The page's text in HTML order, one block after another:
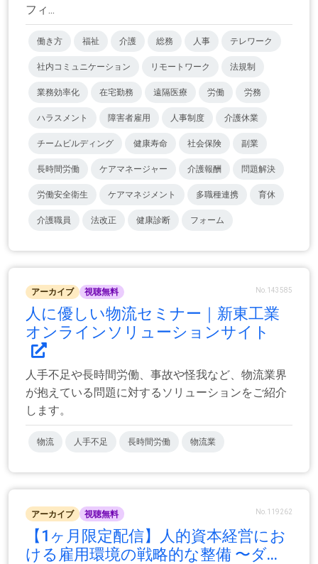
フィ...
働き方 福祉 介護 総務 人事 テレワーク
社内コミュニケーション リモートワーク 法規制
業務効率化 在宅勤務 遠隔医療 労働 労務
ハラスメント 障害者雇用 人事制度 介護休業
チームビルディング 健康寿命 社会保険 副業
長時間労働 ケアマネージャー 介護報酬 問題解決
労働安全衛生 ケアマネジメント 多職種連携 育休
介護職員 法改正 健康診断 フォーム
アーカイブ 視聴無料 No.143585
人に優しい物流セミナー｜新東工業
オンラインソリューションサイト
人手不足や長時間労働、事故や怪我など、物流業界
が抱えている問題に対するソリューションをご紹介
します。
物流 人手不足 長時間労働 物流業
アーカイブ 視聴無料 No.119262
【1ヶ月限定配信】人的資本経営にお
ける雇用環境の戦略的な整備 〜ダ...